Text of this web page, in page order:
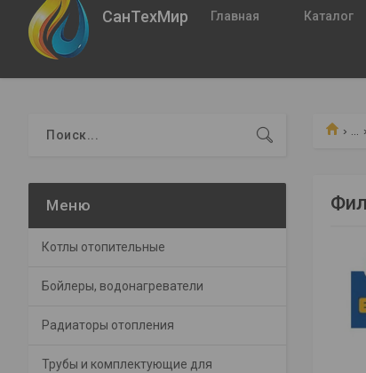
СанТехМир Главная Каталог
Котлы отопительные
Бойлеры, водонагреватели
Радиаторы отопления
Трубы и комплектующие для